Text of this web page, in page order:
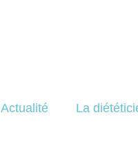
Actualité La